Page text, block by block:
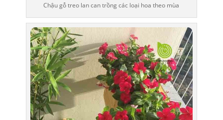
Chậu gỗ treo lan can trồng các loại hoa theo mùa